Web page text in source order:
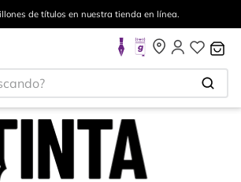
Envíos a todo el mundo, para más información da